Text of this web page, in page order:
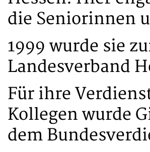
die Seniorinnen
1999 wurde sie
Landesverband
Für ihre
Kollegen wurde
dem